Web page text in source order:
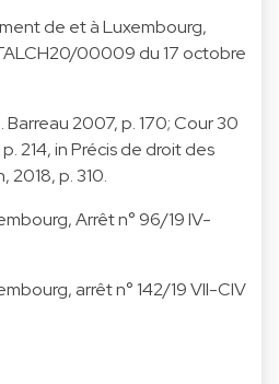
de et à Luxembourg,
00009 du 17 octobre
Barreau 2007, p. 170; Cour 30
p. 214, in Précis de droit des
2018, p. 310.
Arrêt n° 96/19 IV-
arrêt n° 142/19 VII-CIV